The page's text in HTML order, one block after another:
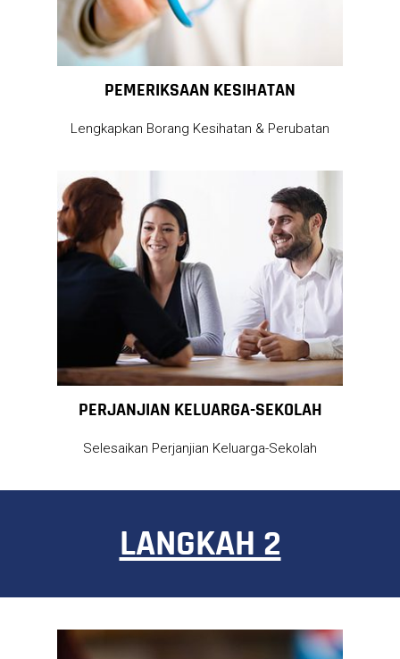
PEMERIKSAAN KESIHATAN
Lengkapkan Borang Kesihatan & Perubatan
PERJANJIAN KELUARGA-SEKOLAH
Selesaikan Perjanjian Keluarga-Sekolah
LANGKAH 2